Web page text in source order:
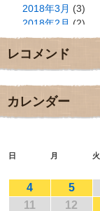
2018年3月 (3)
2018年2月 (2)
2018年1月(2)
2017年12月
2017年11月(3)
2017年9月
2017年8月
2017年5月
2017年3月(1)
2017年2月(1)
レコメンド
カレンダー
日 月 火
4
5
11
12